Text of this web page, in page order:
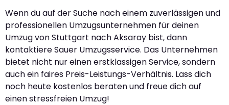
Wenn du auf der Suche nach einem zuverlässigen und
professionellen Umzugsunternehmen für deinen
Umzug von Stuttgart nach Aksaray bist, dann
kontaktiere Sauer Umzugsservice. Das Unternehmen
bietet nicht nur einen erstklassigen Service, sondern
auch ein faires Preis-Leistungs-Verhältnis. Lass dich
noch heute kostenlos beraten und freue dich auf
einen stressfreien Umzug!